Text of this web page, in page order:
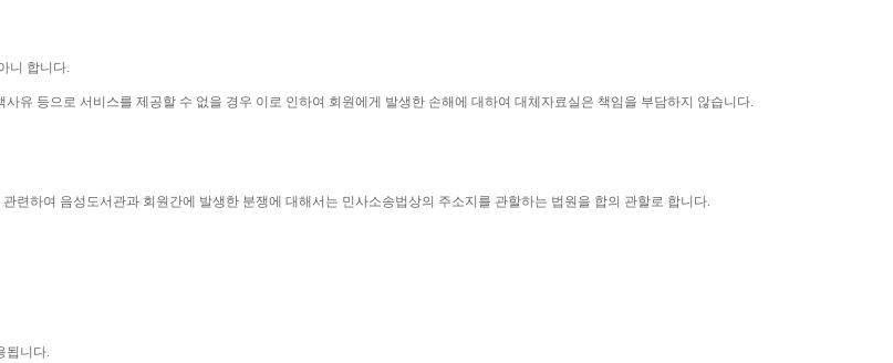
니 합니다.
사유 등으로 서비스를 제공할 수 없을 경우 이로 인하여 회원에게 발생한 손해에 대하여 대체자료실은 책임을 부담하지 않습니다.
관련하여 음성도서관과 회원간에 발생한 분쟁에 대해서는 민사소송법상의 주소지를 관할하는 법원을 합의 관할로 합니다.
됩니다.